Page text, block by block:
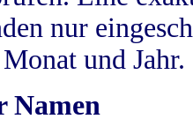
nur
und Jahr.
Namen